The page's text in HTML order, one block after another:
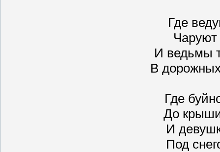
Где
Чаруют
И ведьмы
В
Где
До
И
Под